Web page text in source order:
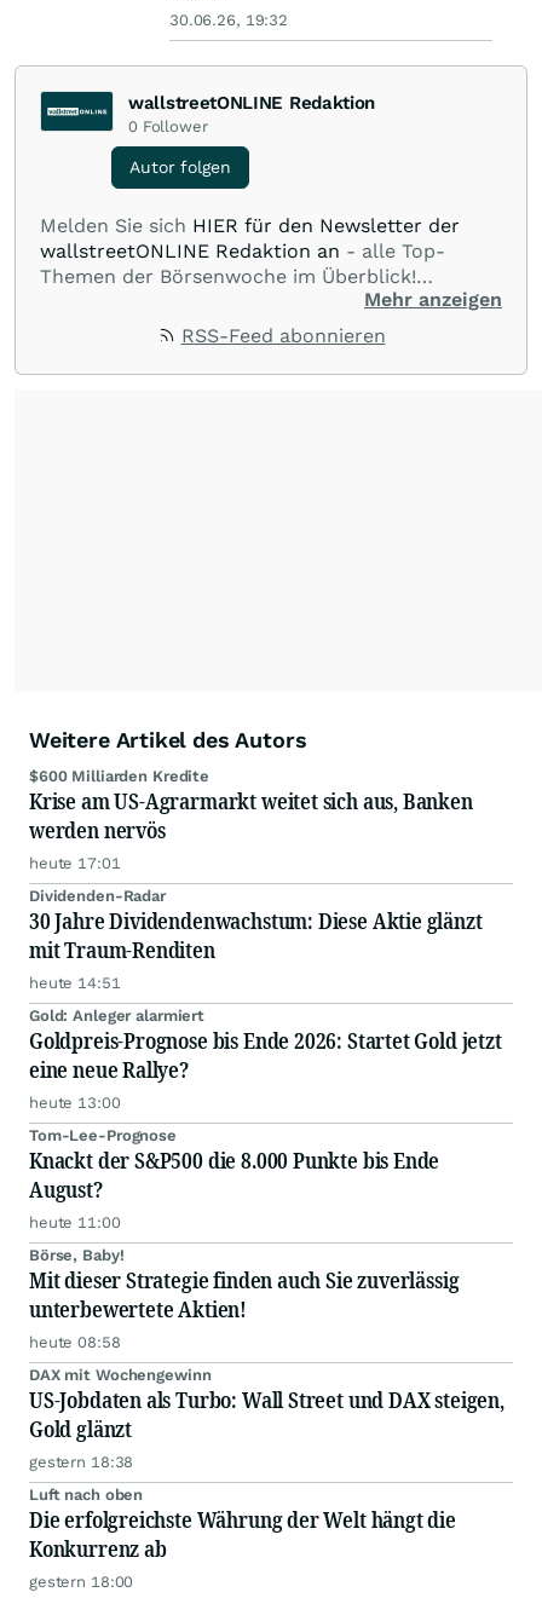
30.06.26, 19:32
wallstreetONLINE Redaktion
0 Follower
Autor folgen
Melden Sie sich HIER für den Newsletter der
wallstreetONLINE Redaktion an - alle Top-
Themen der Börsenwoche im Überblick!
Verpassen Sie kein wichtiges Anleger-Thema!Für
Beiträge auf diesem journalistischen Channel ist
Redaktion verantwortlich. Die Fachjournalisten
Mehr anzeigen
RSS-Feed abonnieren
Weitere Artikel des Autors
$600 Milliarden Kredite
Krise am US-Agrarmarkt weitet sich aus, Banken
werden nervös
heute 17:01
Dividenden-Radar
30 Jahre Dividendenwachstum: Diese Aktie glänzt
mit Traum-Renditen
heute 14:51
Gold: Anleger alarmiert
Goldpreis-Prognose bis Ende 2026: Startet Gold jetzt
eine neue Rallye?
heute 13:00
Tom-Lee-Prognose
Knackt der S&P500 die 8.000 Punkte bis Ende
August?
heute 11:00
Börse, Baby!
Mit dieser Strategie finden auch Sie zuverlässig
unterbewertete Aktien!
heute 08:58
DAX mit Wochengewinn
US-Jobdaten als Turbo: Wall Street und DAX steigen,
Gold glänzt
gestern 18:38
Luft nach oben
Die erfolgreichste Währung der Welt hängt die
Konkurrenz ab
gestern 18:00